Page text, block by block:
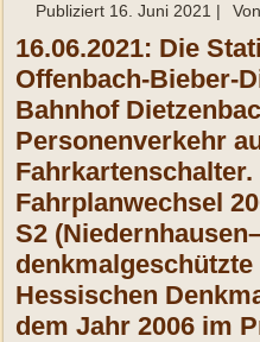
Publiziert 16. Juni 2021 | Von
16.06.2021: Die
Offenbach-Bieber-
Bahnhof
Personenverkehr
Fahrplanwechsel
S2
Hessischen
dem Jahr 2006 im